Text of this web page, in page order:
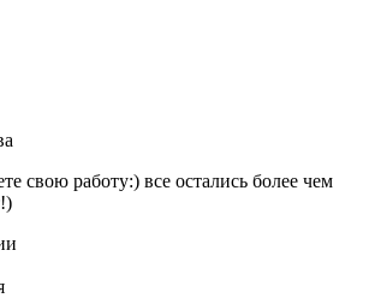
свою работу:) все остались более чем